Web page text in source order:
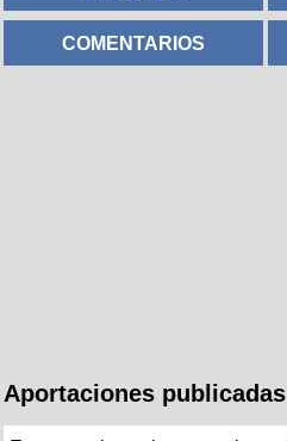
COMENTARIOS
Aportaciones publicadas